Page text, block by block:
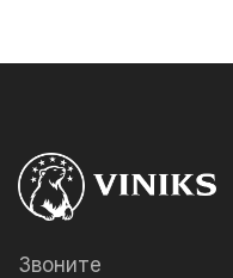
Звоните